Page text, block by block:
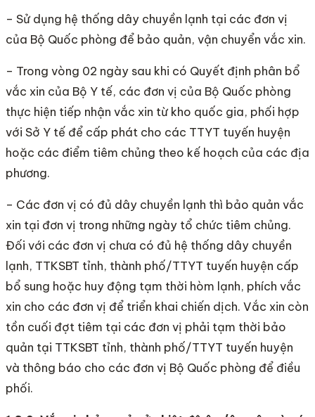
– Sử dụng hệ thống dây chuyền lạnh tại các đơn vị
của Bộ Quốc phòng để bảo quản, vận chuyển vắc xin.
– Trong vòng 02 ngày sau khi có Quyết định phân bổ
vắc xin của Bộ Y tế, các đơn vị của Bộ Quốc phòng
thực hiện tiếp nhận vắc xin từ kho quốc gia, phối hợp
với Sở Y tế để cấp phát cho các TTYT tuyến huyện
hoặc các điểm tiêm chủng theo kế hoạch của các địa
phương.
– Các đơn vị có đủ dây chuyền lạnh thì bảo quản vắc
xin tại đơn vị trong những ngày tổ chức tiêm chủng.
Đối với các đơn vị chưa có đủ hệ thống dây chuyền
lạnh, TTKSBT tỉnh, thành phố/TTYT tuyến huyện cấp
bổ sung hoặc huy động tạm thời hòm lạnh, phích vắc
xin cho các đơn vị để triển khai chiến dịch. Vắc xin còn
tồn cuối đợt tiêm tại các đơn vị phải tạm thời bảo
quản tại TTKSBT tỉnh, thành phố/TTYT tuyến huyện
và thông báo cho các đơn vị Bộ Quốc phòng để điều
phối.